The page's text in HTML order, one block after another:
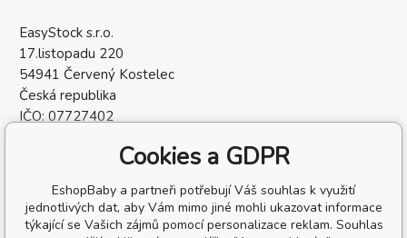
EasyStock s.r.o.
17.listopadu 220
54941 Červený Kostelec
Česká republika
IČO: 07727402
Cookies a GDPR
EshopBaby a partneři potřebují Váš souhlas k využití
jednotlivých dat, aby Vám mimo jiné mohli ukazovat informace
týkající se Vašich zájmů pomocí personalizace reklam. Souhlas